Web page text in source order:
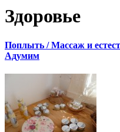
Здоровье
Поплыть / Массаж и
Адумим